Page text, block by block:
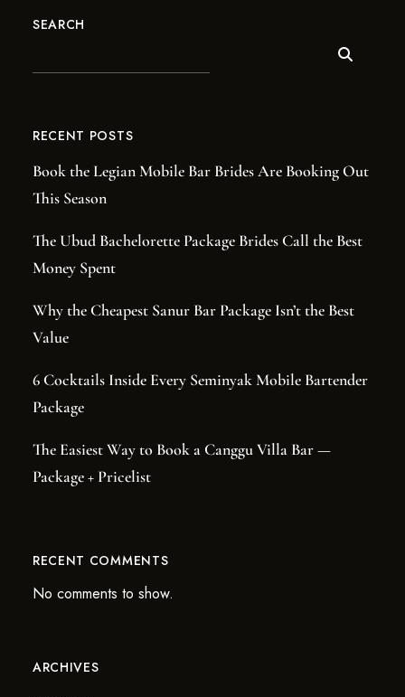
SEARCH
RECENT POSTS
Book the Legian Mobile Bar Brides Are Booking Out
This Season
The Ubud Bachelorette Package Brides Call the Best
Money Spent
Why the Cheapest Sanur Bar Package Isn’t the Best
Value
6 Cocktails Inside Every Seminyak Mobile Bartender
Package
The Easiest Way to Book a Canggu Villa Bar —
Package + Pricelist
RECENT COMMENTS
No comments to show.
ARCHIVES